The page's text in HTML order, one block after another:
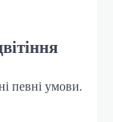
певні умови.